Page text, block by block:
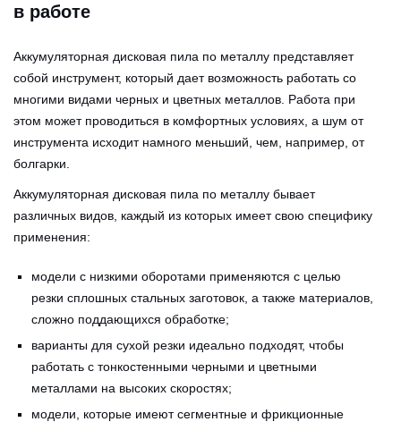
в работе
Аккумуляторная дисковая пила по металлу представляет
собой инструмент, который дает возможность работать со
многими видами черных и цветных металлов. Работа при
этом может проводиться в комфортных условиях, а шум от
инструмента исходит намного меньший, чем, например, от
болгарки.
Аккумуляторная дисковая пила по металлу бывает
различных видов, каждый из которых имеет свою специфику
применения:
модели с низкими оборотами применяются с целью
резки сплошных стальных заготовок, а также материалов,
сложно поддающихся обработке;
варианты для сухой резки идеально подходят, чтобы
работать с тонкостенными черными и цветными
металлами на высоких скоростях;
модели, которые имеют сегментные и фрикционные